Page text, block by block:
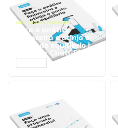
GESTÃO FINANCEIRA
Faça a análise
financeira e atinja o
ponto de equilíbrio |
Prompts ChatGPT